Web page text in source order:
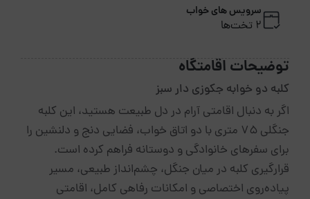
سرویس های خواب
2 تخت‌ها
توضیحات اقامتگاه
کلبه دو خوابه جکوزی دار سبز
اگر به دنبال اقامتی آرام در دل طبیعت هستید، این کلبه
جنگلی ۷۵ متری با دو اتاق خواب، فضایی دنج و دلنشین را
برای سفرهای خانوادگی و دوستانه فراهم کرده است.
قرارگیری کلبه در میان جنگل، چشم‌انداز طبیعی، مسیر
پیاده‌روی اختصاصی و امکانات رفاهی کامل، اقامتی